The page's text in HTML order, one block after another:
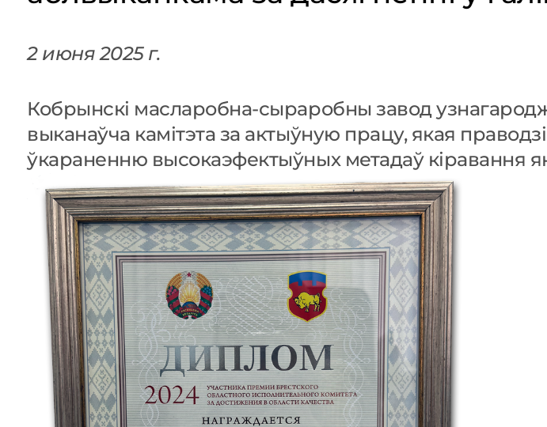
2 июня 2025 г.
Кобрынскі масларобна-сыраробны завод
выканаўча камітэта за актыўную працу, якая
ўкараненню высокаэфектыўных метадаў кіравання